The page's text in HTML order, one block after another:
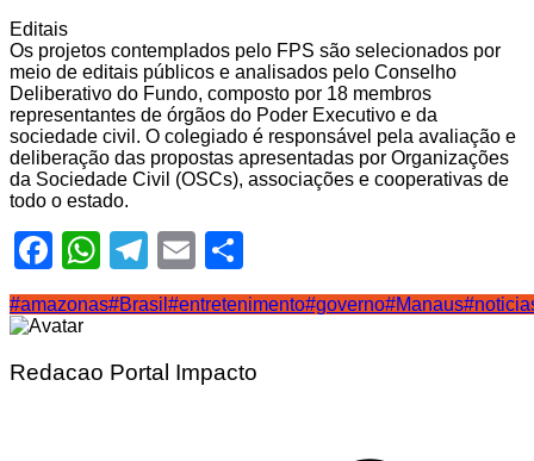
Editais
Os projetos contemplados pelo FPS são selecionados por
meio de editais públicos e analisados pelo Conselho
Deliberativo do Fundo, composto por 18 membros
representantes de órgãos do Poder Executivo e da
sociedade civil. O colegiado é responsável pela avaliação e
deliberação das propostas apresentadas por Organizações
da Sociedade Civil (OSCs), associações e cooperativas de
todo o estado.
Facebook
WhatsApp
Telegram
Email
#amazonas#Brasil #entretenimento#governo#Manaus
Redacao Portal Impacto